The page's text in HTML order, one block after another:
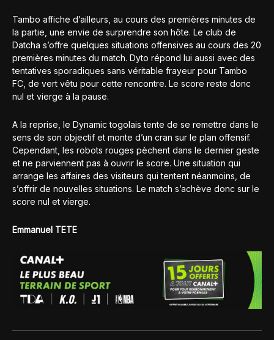
Tambo affiche d’ailleurs, au cours des premières minutes de
la partie, une envie de surprendre son hôte. Le club de
Datcha s’offre quelques situations offensives au cours des 20
premières minutes du match. Dyto répond lui aussi avec des
tentatives sporadiques sans véritable frayeur pour Tambo
FC, de vert vêtu pour cette rencontre. Le score reste donc
nul et vierge à la pause.
A la reprise, le Dynamic togolais tente de se remettre dans le
sens de son objectif et monte d’un cran sur le plan offensif.
Cependant, les robots rouges pèchent dans le dernier geste
et ne parviennent pas à ouvrir le score. Une situation qui
arrange les affaires des visiteurs qui tentent néanmoins, de
s’offrir de nouvelles situations. Le match s’achève donc sur le
score nul et vierge.
Emmanuel TETE